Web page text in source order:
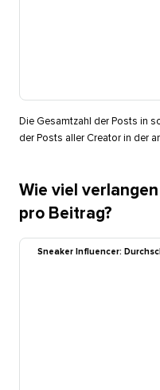
Die Gesamtzahl der Posts in
der Posts aller Creator in der
Wie viel
pro Beitrag?​​
Sneaker Influencer: